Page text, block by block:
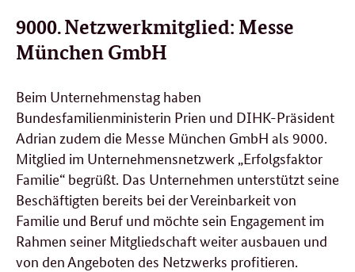
9000. Netzwerkmitglied: Messe
München GmbH
Beim Unternehmenstag haben
Bundesfamilienministerin Prien und DIHK-Präsident
Adrian zudem die Messe München GmbH als 9000.
Mitglied im Unternehmensnetzwerk „Erfolgsfaktor
Familie“ begrüßt. Das Unternehmen unterstützt seine
Beschäftigten bereits bei der Vereinbarkeit von
Familie und Beruf und möchte sein Engagement im
Rahmen seiner Mitgliedschaft weiter ausbauen und
von den Angeboten des Netzwerks profitieren.